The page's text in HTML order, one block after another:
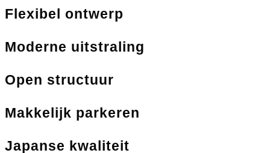
Flexibel ontwerp
Moderne uitstraling
Open structuur
Makkelijk parkeren
Japanse kwaliteit